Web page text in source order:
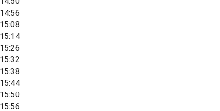
14:56
15:08
15:14
15:26
15:32
15:38
15:44
15:50
15:56